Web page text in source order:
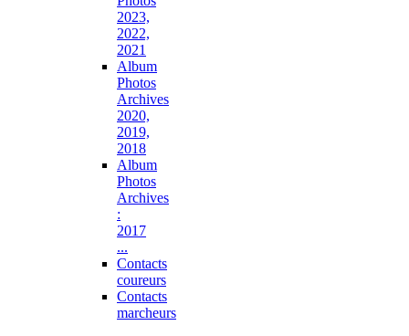
2023,
2022,
2021
Album
Photos
Archives
2020,
2019,
2018
Album
Photos
Archives
:
2017
...
Contacts
coureurs
Contacts
marcheurs